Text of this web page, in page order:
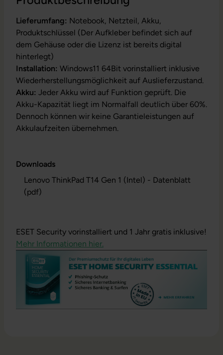
Lieferumfang: Notebook, Netzteil, Akku,
Produktschlüssel (Der Aufkleber befindet sich auf
dem Gehäuse oder die Lizenz ist bereits digital
hinterlegt)
Installation: Windows11 64Bit vorinstalliert inklusive
Wiederherstellungsmöglichkeit auf Auslieferzustand.
Akku: Jeder Akku wird auf Funktion geprüft. Die
Akku-Kapazität liegt im Normalfall deutlich über 60%.
Dennoch können wir keine Garantieleistungen auf
Akkulaufzeiten übernehmen.
Downloads
Lenovo ThinkPad T14 Gen 1 (Intel) - Datenblatt
(pdf)
ESET Security vorinstalliert und 1 Jahr gratis inklusive!
Mehr Informationen hier.